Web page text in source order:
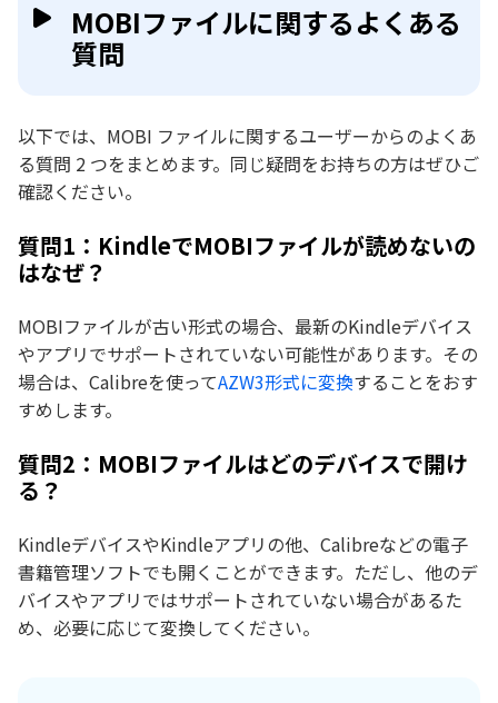
MOBIファイルに関するよくある
質問
以下では、MOBI ファイルに関するユーザーからのよくあ
る質問 2 つをまとめます。同じ疑問をお持ちの方はぜひご
確認ください。
質問1：KindleでMOBIファイルが読めないの
はなぜ？
MOBIファイルが古い形式の場合、最新のKindleデバイス
やアプリでサポートされていない可能性があります。その
場合は、Calibreを使ってAZW3形式に変換することをおす
すめします。
質問2：MOBIファイルはどのデバイスで開け
る？
KindleデバイスやKindleアプリの他、Calibreなどの電子
書籍管理ソフトでも開くことができます。ただし、他のデ
バイスやアプリではサポートされていない場合があるた
め、必要に応じて変換してください。